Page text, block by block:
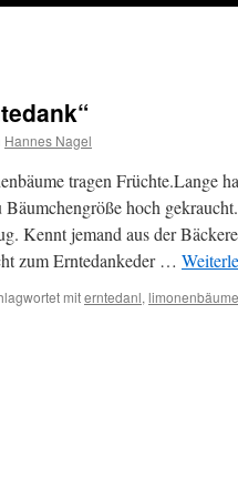
Hannes Nagel
tragen Früchte.Lange
hoch
Kennt jemand aus der
zum Erntedankeder …
miterntedanl,